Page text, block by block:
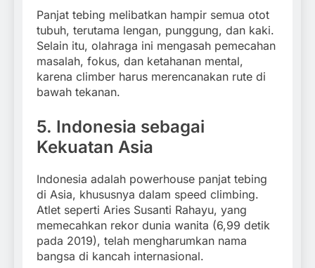
Panjat tebing melibatkan hampir semua otot
tubuh, terutama lengan, punggung, dan kaki.
Selain itu, olahraga ini mengasah pemecahan
masalah, fokus, dan ketahanan mental,
karena climber harus merencanakan rute di
bawah tekanan.
5. Indonesia sebagai
Kekuatan Asia
Indonesia adalah powerhouse panjat tebing
di Asia, khususnya dalam speed climbing.
Atlet seperti Aries Susanti Rahayu, yang
memecahkan rekor dunia wanita (6,99 detik
pada 2019), telah mengharumkan nama
bangsa di kancah internasional.